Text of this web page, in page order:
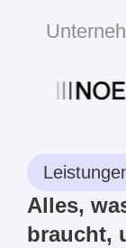
Alles,
braucht,